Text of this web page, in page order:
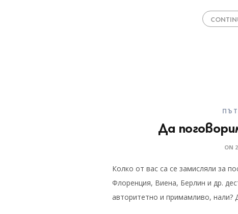
Да
ON
Колко от вас са се замисляли за
Флоренция, Виена, Берлин и др.
авторитетно и примамливо, нали?